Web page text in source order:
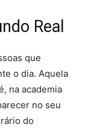
Real
que
o dia. Aquela
na academia
no seu
do